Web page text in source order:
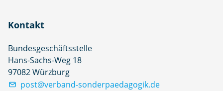
Kontakt
Bundesgeschäftsstelle
Hans-Sachs-Weg 18
97082 Würzburg
post@verband-sonderpaedagogik.de